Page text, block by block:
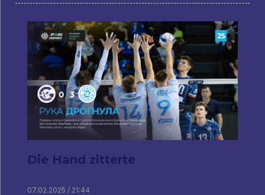
Die Hand zitterte
07.02.2025 / 21:44